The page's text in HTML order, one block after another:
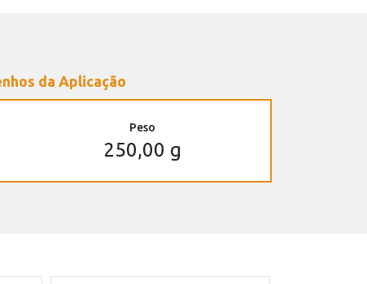
da Aplicação
Peso
250,00 g